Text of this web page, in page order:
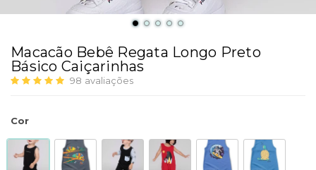
Macacão Bebê Regata Longo Preto
Básico Caiçarinhas
98 avaliações
Cor